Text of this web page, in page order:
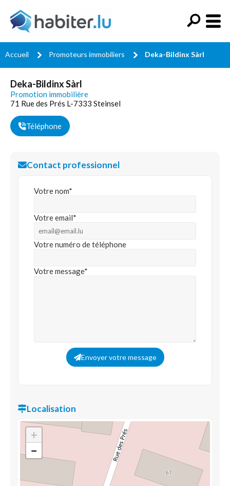
Accueil Promoteurs immobiliers Deka-Bildinx Sàrl
Deka-Bildinx Sàrl
Promotion immobilière
71 Rue des Prés L-7333 Steinsel
Téléphone
Contact professionnel
Votre nom*
Votre email*
Votre numéro de téléphone
Votre message*
Envoyer votre message
Localisation
+
−